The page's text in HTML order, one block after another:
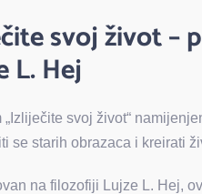
svoj život –
L. Hej
„Izliječite svoj život“
se starih obrazaca i kreirati
na filozofiji Lujze L. Hej,